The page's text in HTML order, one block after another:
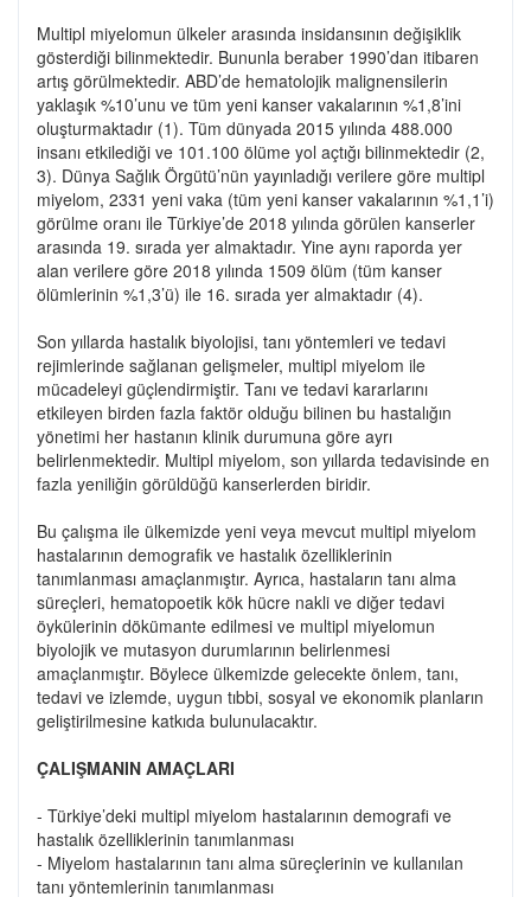
Multipl miyelomun ülkeler arasında insidansının değişiklik
gösterdiği bilinmektedir. Bununla beraber 1990’dan itibaren
artış görülmektedir. ABD’de hematolojik malignensilerin
yaklaşık %10’unu ve tüm yeni kanser vakalarının %1,8’ini
oluşturmaktadır (1). Tüm dünyada 2015 yılında 488.000
insanı etkilediği ve 101.100 ölüme yol açtığı bilinmektedir (2,
3). Dünya Sağlık Örgütü’nün yayınladığı verilere göre multipl
miyelom, 2331 yeni vaka (tüm yeni kanser vakalarının %1,1’i)
görülme oranı ile Türkiye’de 2018 yılında görülen kanserler
arasında 19. sırada yer almaktadır. Yine aynı raporda yer
alan verilere göre 2018 yılında 1509 ölüm (tüm kanser
ölümlerinin %1,3’ü) ile 16. sırada yer almaktadır (4).
Son yıllarda hastalık biyolojisi, tanı yöntemleri ve tedavi
rejimlerinde sağlanan gelişmeler, multipl miyelom ile
mücadeleyi güçlendirmiştir. Tanı ve tedavi kararlarını
etkileyen birden fazla faktör olduğu bilinen bu hastalığın
yönetimi her hastanın klinik durumuna göre ayrı
belirlenmektedir. Multipl miyelom, son yıllarda tedavisinde en
fazla yeniliğin görüldüğü kanserlerden biridir.
Bu çalışma ile ülkemizde yeni veya mevcut multipl miyelom
hastalarının demografik ve hastalık özelliklerinin
tanımlanması amaçlanmıştır. Ayrıca, hastaların tanı alma
süreçleri, hematopoetik kök hücre nakli ve diğer tedavi
öykülerinin dökümante edilmesi ve multipl miyelomun
biyolojik ve mutasyon durumlarının belirlenmesi
amaçlanmıştır. Böylece ülkemizde gelecekte önlem, tanı,
tedavi ve izlemde, uygun tıbbi, sosyal ve ekonomik planların
geliştirilmesine katkıda bulunulacaktır.
ÇALIŞMANIN AMAÇLARI
- Türkiye’deki multipl miyelom hastalarının demografi ve
hastalık özelliklerinin tanımlanması
- Miyelom hastalarının tanı alma süreçlerinin ve kullanılan
tanı yöntemlerinin tanımlanması